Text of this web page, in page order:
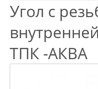
Угол с
ТПК -АКВА